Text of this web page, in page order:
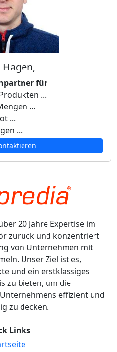
Hagen,
für
...
...
...
...
20 Jahre Expertise im
zurück und konzentriert
von Unternehmen mit
Unser Ziel ist es,
und ein erstklassiges
zu bieten, um die
effizient und
zu decken.
Links